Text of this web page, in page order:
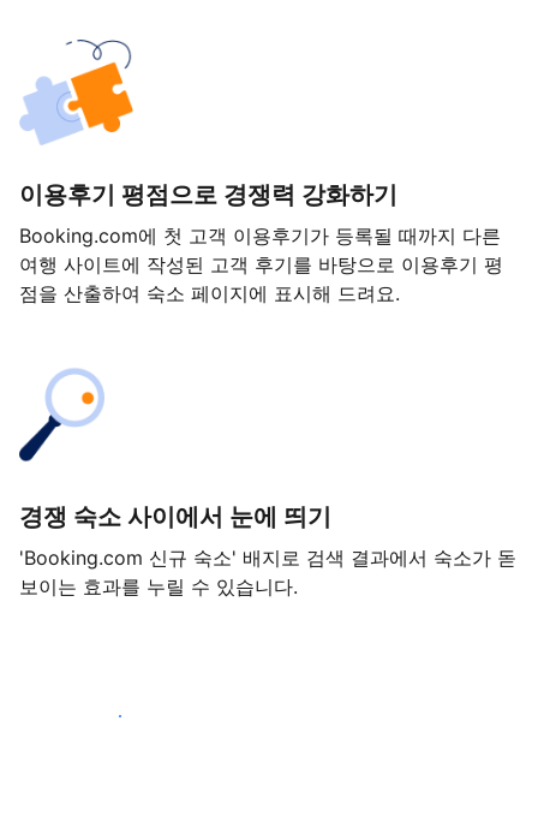
이용후기 평점으로 경쟁력 강화하기
Booking.com에 첫 고객 이용후기가 등록될 때까지 다른
여행 사이트에 작성된 고객 후기를 바탕으로 이용후기 평
점을 산출하여 숙소 페이지에 표시해 드려요.
경쟁 숙소 사이에서 눈에 띄기
'Booking.com 신규 숙소' 배지로 검색 결과에서 숙소가 돋
보이는 효과를 누릴 수 있습니다.
지금 등록 시작하기